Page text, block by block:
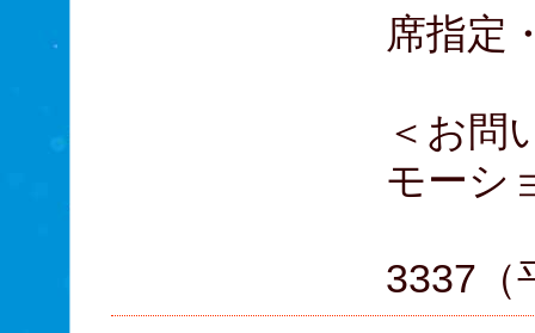
席指定
＜お問
モーシ
3337（